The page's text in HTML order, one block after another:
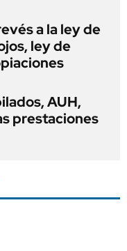
a la ley de
ley de
AUH,
prestaciones